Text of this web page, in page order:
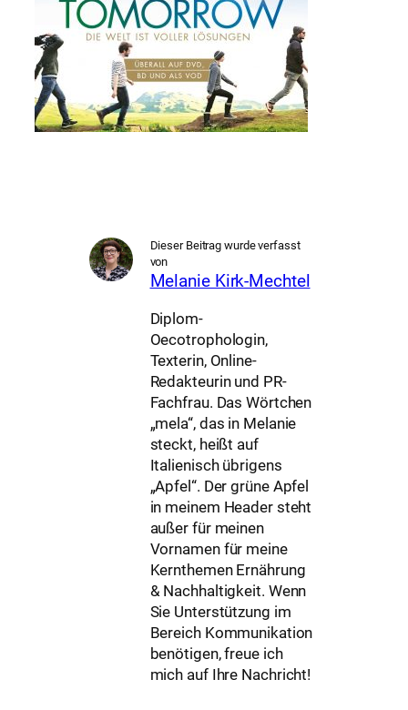
Dieser Beitrag wurde verfasst
von
Melanie Kirk-Mechtel
Diplom-
Oecotrophologin,
Texterin, Online-
Redakteurin und PR-
Fachfrau. Das Wörtchen
„mela“, das in Melanie
steckt, heißt auf
Italienisch übrigens
„Apfel“. Der grüne Apfel
in meinem Header steht
außer für meinen
Vornamen für meine
Kernthemen Ernährung
& Nachhaltigkeit. Wenn
Sie Unterstützung im
Bereich Kommunikation
benötigen, freue ich
mich auf Ihre Nachricht!